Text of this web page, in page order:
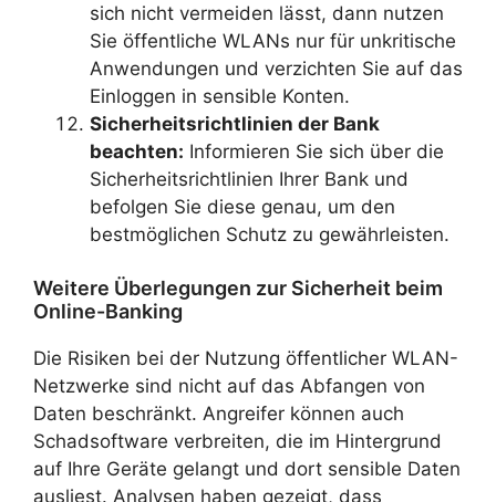
sich nicht vermeiden lässt, dann nutzen
Sie öffentliche WLANs nur für unkritische
Anwendungen und verzichten Sie auf das
Einloggen in sensible Konten.
Sicherheitsrichtlinien der Bank
beachten: Informieren Sie sich über die
Sicherheitsrichtlinien Ihrer Bank und
befolgen Sie diese genau, um den
bestmöglichen Schutz zu gewährleisten.
Weitere Überlegungen zur Sicherheit beim
Online-Banking
Die Risiken bei der Nutzung öffentlicher WLAN-
Netzwerke sind nicht auf das Abfangen von
Daten beschränkt. Angreifer können auch
Schadsoftware verbreiten, die im Hintergrund
auf Ihre Geräte gelangt und dort sensible Daten
ausliest. Analysen haben gezeigt, dass